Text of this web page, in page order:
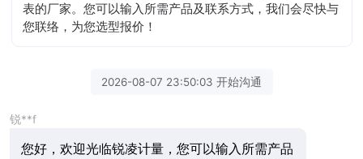
表的厂家。您可以输入所需产品及联系方式，我们会尽快与
您联络，为您选型报价！
2026-08-07 23:50:03 开始沟通
锐**f
您好，欢迎光临锐凌计量，您可以输入所需产品